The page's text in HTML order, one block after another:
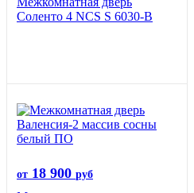
Соленто 4 NCS S 6030-B
от 18 900 руб